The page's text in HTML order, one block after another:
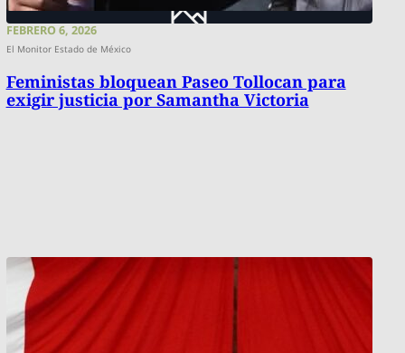
FEBRERO 6, 2026
El Monitor Estado de México
Feministas bloquean Paseo Tollocan para
exigir justicia por Samantha Victoria